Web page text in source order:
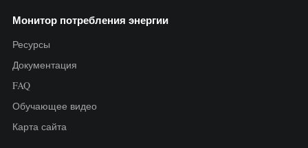
Монитор потребления энергии
Ресурсы
Документация
FAQ
Обучающее видео
Карта сайта